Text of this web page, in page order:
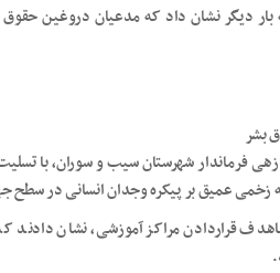
بار دیگر نشان داد که مدعیان دروغین حقوق
بشر
فرماندار شهرستان سیب و سوران، با
زخمی عمیق بر پیکره وجدان انسانی در سطح
قراردادن مراکز آموزشی، نشان